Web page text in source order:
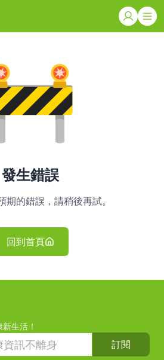
發生錯誤
期的錯誤，請稍後再試。
回到首頁
生活！
訂閱